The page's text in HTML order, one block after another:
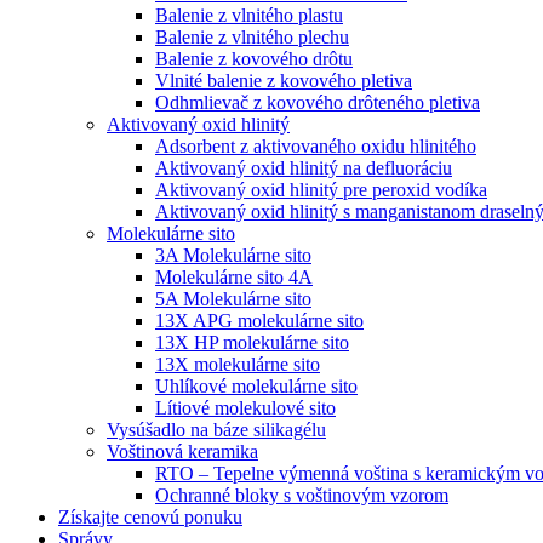
Balenie z vlnitého plastu
Balenie z vlnitého plechu
Balenie z kovového drôtu
Vlnité balenie z kovového pletiva
Odhmlievač z kovového drôteného pletiva
Aktivovaný oxid hlinitý
Adsorbent z aktivovaného oxidu hlinitého
Aktivovaný oxid hlinitý na defluoráciu
Aktivovaný oxid hlinitý pre peroxid vodíka
Aktivovaný oxid hlinitý s manganistanom
Molekulárne sito
3A Molekulárne sito
Molekulárne sito 4A
5A Molekulárne sito
13X APG molekulárne sito
13X HP molekulárne sito
13X molekulárne sito
Uhlíkové molekulárne sito
Lítiové molekulové sito
Vysúšadlo na báze silikagélu
Voštinová keramika
RTO – Tepelne výmenná voština s keramickým
Ochranné bloky s voštinovým vzorom
Získajte cenovú ponuku
Správy